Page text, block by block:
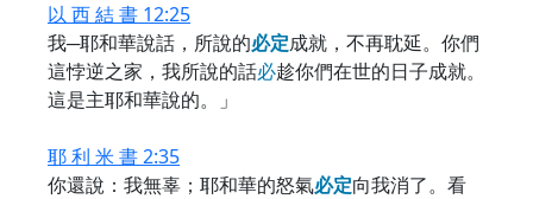
以 西 結 書 12:25
我─耶和華說話，所說的必定成就，不再耽延。你們
這悖逆之家，我所說的話必趁你們在世的日子成就。
這是主耶和華說的。」
耶 利 米 書 2:35
你還說：我無辜；耶和華的怒氣必定向我消了。看